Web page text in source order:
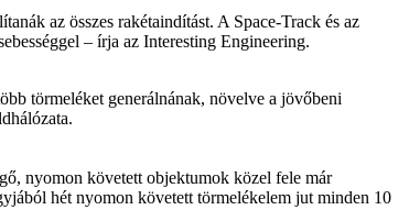
az összes rakétaindítást. A Space-Track és az
– írja az Interesting Engineering.
törmeléket generálnának, növelve a jövőbeni
nyomon követett objektumok közel fele már
hét nyomon követett törmelékelem jut minden 10